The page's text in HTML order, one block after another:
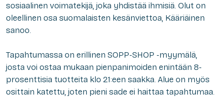
sosiaalinen voimatekijä, joka yhdistää ihmisiä. Olut on
oleellinen osa suomalaisten kesänviettoa, Kääriäinen
sanoo.
Tapahtumassa on erillinen SOPP-SHOP -myymälä,
josta voi ostaa mukaan pienpanimoiden enintään 8-
prosenttisia tuotteita klo 21:een saakka. Alue on myös
osittain katettu, joten pieni sade ei haittaa tapahtumaa.